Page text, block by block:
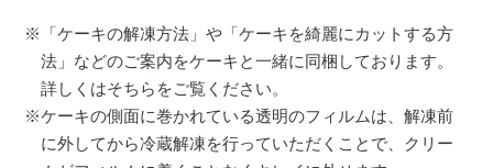
※「ケーキの解凍方法」や「ケーキを綺麗にカットする方
法」などのご案内をケーキと一緒に同梱しております。
詳しくはそちらをご覧ください。
※ケーキの側面に巻かれている透明のフィルムは、解凍前
に外してから冷蔵解凍を行っていただくことで、クリー